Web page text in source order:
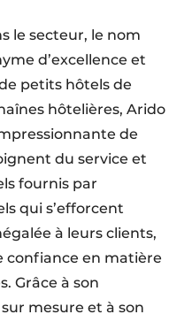
le secteur, le nom
d’excellence et
petits hôtels de
hôtelières, Arido
de
du service et
fournis par
qui s’efforcent
à leurs clients,
confiance en matière
Grâce à son
mesure et à son